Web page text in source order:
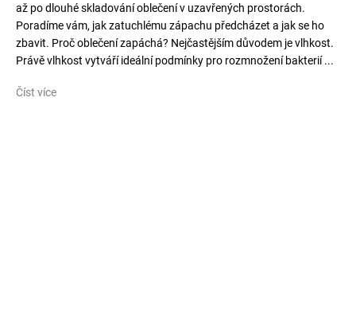
až po dlouhé skladování oblečení v uzavřených prostorách.
Poradíme vám, jak zatuchlému zápachu předcházet a jak se ho
zbavit. Proč oblečení zapáchá? Nejčastějším důvodem je vlhkost.
Právě vlhkost vytváří ideální podmínky pro rozmnožení bakterií ...
Číst více